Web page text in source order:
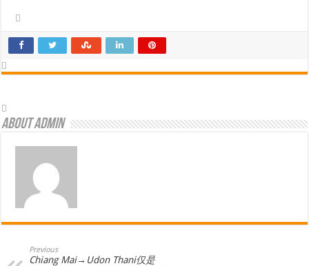
About admin
Previous
Chiang Mai→Udon Thani仅是